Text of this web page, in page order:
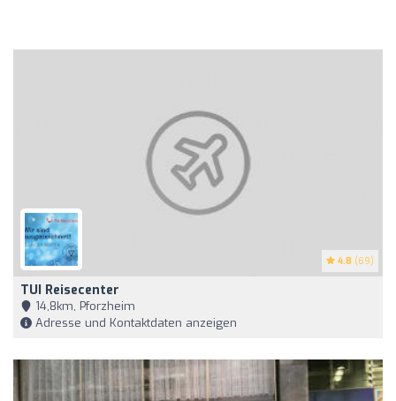
4.8 (69)
TUI Reisecenter
14,8km, Pforzheim
Adresse und Kontaktdaten anzeigen